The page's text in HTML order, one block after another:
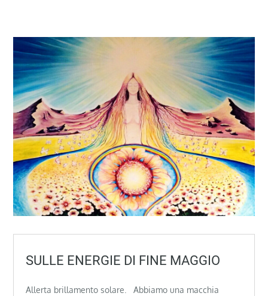
SULLE ENERGIE DI FINE MAGGIO
Allerta brillamento solare. Abbiamo una macchia